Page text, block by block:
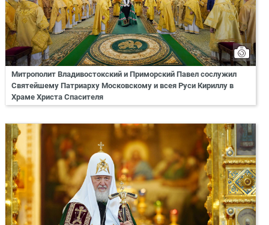
Митрополит Владивостокский и Приморский Павел сослужил
Святейшему Патриарху Московскому и всея Руси Кириллу в
Храме Христа Спасителя